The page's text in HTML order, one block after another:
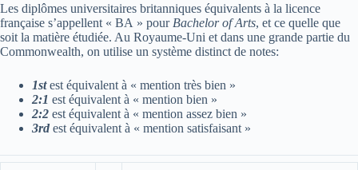
Les diplômes universitaires britanniques équivalents à la licence
française s’appellent « BA » pour Bachelor of Arts, et ce quelle que
soit la matière étudiée. Au Royaume-Uni et dans une grande partie du
Commonwealth, on utilise un système distinct de notes:
1stest équivalent à « mention très bien »
2:1 est équivalent à « mention bien »
2:2 est équivalent à « mention assez bien »
3rd est équivalent à « mention satisfaisant »